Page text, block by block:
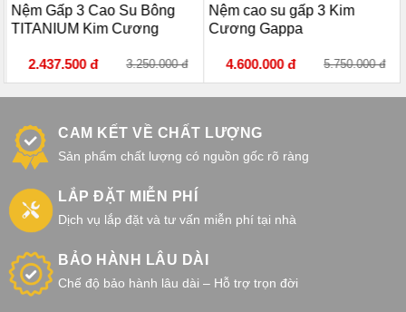
Nệm Gấp 3 Cao Su Bông
TITANIUM Kim Cương
2.437.500 đ 3.250.000 đ
Nệm cao su gấp 3 Kim
Cương Gappa
4.600.000 đ 5.750.000 đ
CAM KẾT VỀ CHẤT LƯỢNG
Sản phẩm chất lượng có nguồn gốc rõ ràng
LẮP ĐẶT MIỄN PHÍ
Dịch vụ lắp đặt và tư vấn miễn phí tại nhà
BẢO HÀNH LÂU DÀI
Chế độ bảo hành lâu dài – Hỗ trợ trọn đời